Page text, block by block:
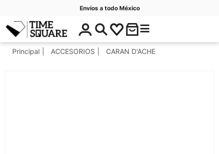
Envíos a todo México
Timesquare
$
0
.
C
t
Principal ACCESORIOS CARAN D'ACHE